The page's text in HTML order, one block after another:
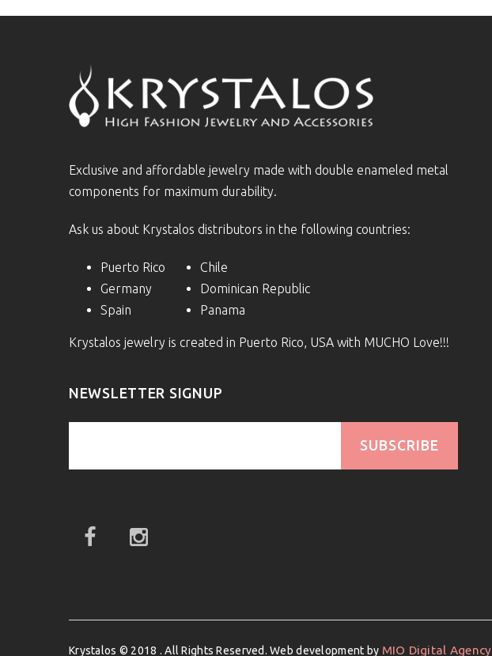
Exclusive and affordable jewelry made with double enameled metal
components for maximum durability.
Ask us about Krystalos distributors in the following countries:
Puerto Rico
Germany
Spain
Chile
Dominican Republic
Panama
Krystalos jewelry is created in Puerto Rico, USA with MUCHO Love!!!
NEWSLETTER SIGNUP
SUBSCRIBE
Krystalos © 2018 . All Rights Reserved. Web development by MIO Digital Agency